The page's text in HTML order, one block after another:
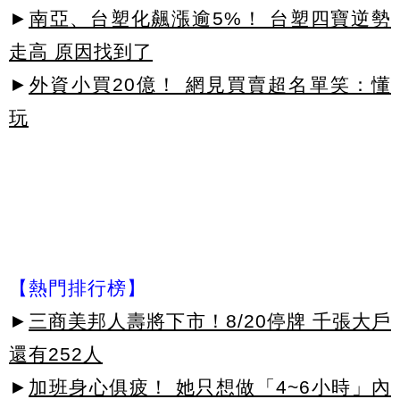
► 南亞、台塑化飆漲逾5%！ 台塑四寶逆勢
走高 原因找到了
► 外資小買20億！ 網見買賣超名單笑：懂
玩
【熱門排行榜】
► 三商美邦人壽將下市！8/20停牌 千張大戶
還有252人
► 加班身心俱疲！ 她只想做「4~6小時」內